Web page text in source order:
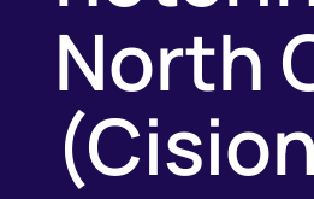
North